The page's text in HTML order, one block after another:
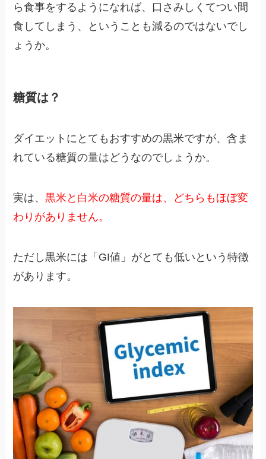
ら食事をするようになれば、口さみしくてつい間
食してしまう、ということも減るのではないでし
ょうか。
糖質は？
ダイエットにとてもおすすめの黒米ですが、含ま
れている糖質の量はどうなのでしょうか。
実は、黒米と白米の糖質の量は、どちらもほぼ変
わりがありません。
ただし黒米には「GI値」がとても低いという特徴
があります。